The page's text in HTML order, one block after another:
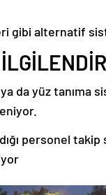
gibi alternatif
da yüz tanıma
personel